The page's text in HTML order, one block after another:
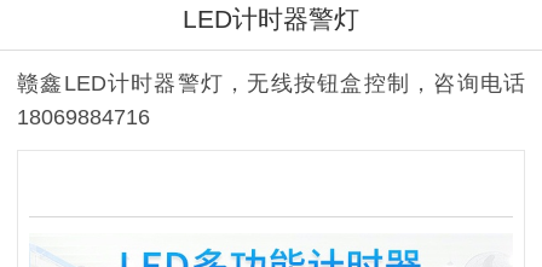
LED计时器警灯
赣鑫LED计时器警灯，无线按钮盒控制，咨询电话
18069884716